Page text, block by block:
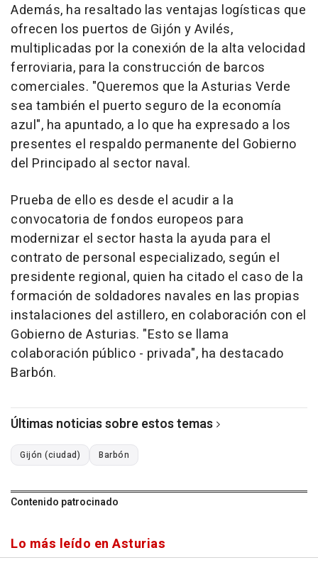
Además, ha resaltado las ventajas logísticas que
ofrecen los puertos de Gijón y Avilés,
multiplicadas por la conexión de la alta velocidad
ferroviaria, para la construcción de barcos
comerciales. "Queremos que la Asturias Verde
sea también el puerto seguro de la economía
azul", ha apuntado, a lo que ha expresado a los
presentes el respaldo permanente del Gobierno
del Principado al sector naval.
Prueba de ello es desde el acudir a la
convocatoria de fondos europeos para
modernizar el sector hasta la ayuda para el
contrato de personal especializado, según el
presidente regional, quien ha citado el caso de la
formación de soldadores navales en las propias
instalaciones del astillero, en colaboración con el
Gobierno de Asturias. "Esto se llama
colaboración público - privada", ha destacado
Barbón.
Últimas noticias sobre estos temas
Gijón (ciudad) Barbón
Contenido patrocinado
Lo más leído en Asturias